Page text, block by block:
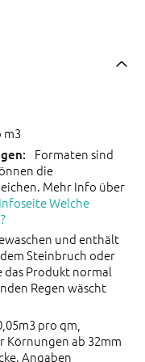
m3
Formaten sind
die
Mehr Info über
Infoseite Welche
und enthält
Steinbruch oder
das Produkt normal
Regen wäscht
pro qm,
Körnungen ab 32mm
Angaben